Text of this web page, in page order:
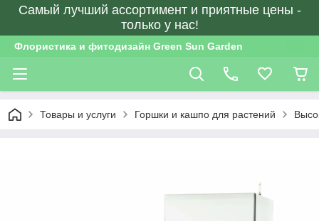
Самый лучший ассортимент и приятные цены -
только у нас!
Флористика и фитодизайн Green Sun Garden
Товары и услуги Горшки и кашпо для растений